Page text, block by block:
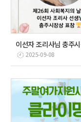
2025-09-08